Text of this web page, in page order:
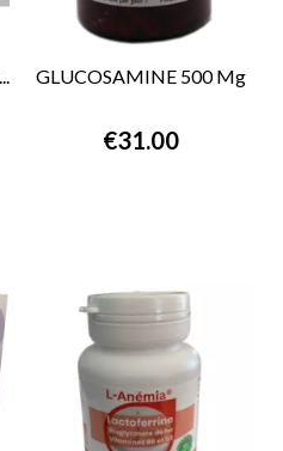
GLUCOSAMINE 500 Mg
€31.00